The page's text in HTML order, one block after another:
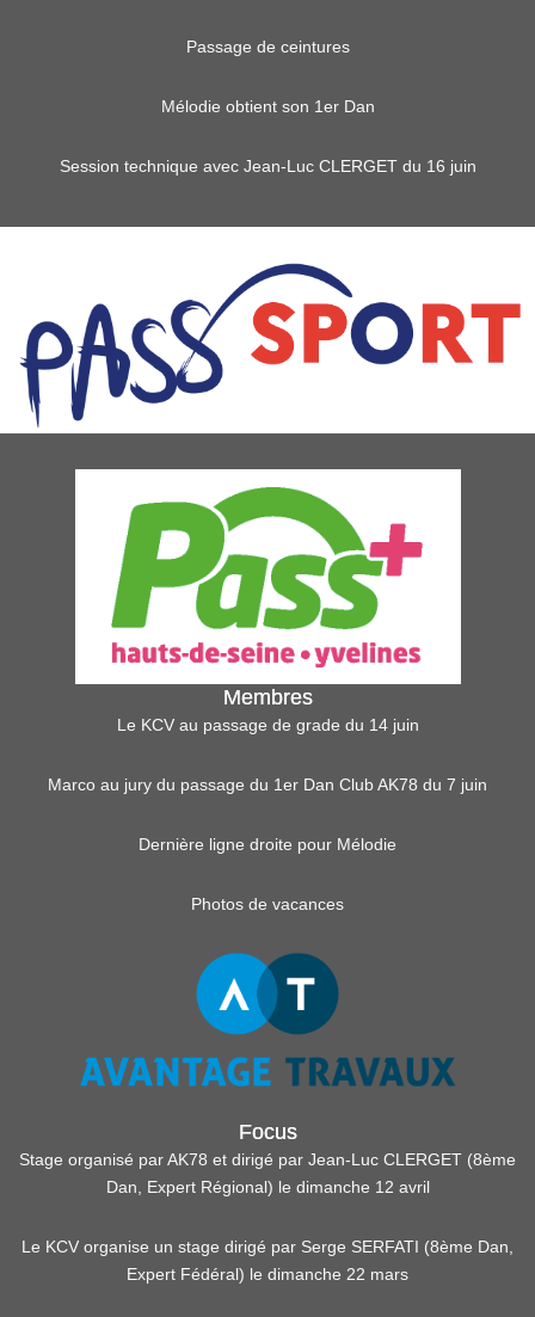
Passage de ceintures
Mélodie obtient son 1er Dan
Session technique avec Jean-Luc CLERGET du 16 juin
Membres
Le KCV au passage de grade du 14 juin
Marco au jury du passage du 1er Dan Club AK78 du 7 juin
Dernière ligne droite pour Mélodie
Photos de vacances
Focus
Stage organisé par AK78 et dirigé par Jean-Luc CLERGET (8ème
Dan, Expert Régional) le dimanche 12 avril
Le KCV organise un stage dirigé par Serge SERFATI (8ème Dan,
Expert Fédéral) le dimanche 22 mars